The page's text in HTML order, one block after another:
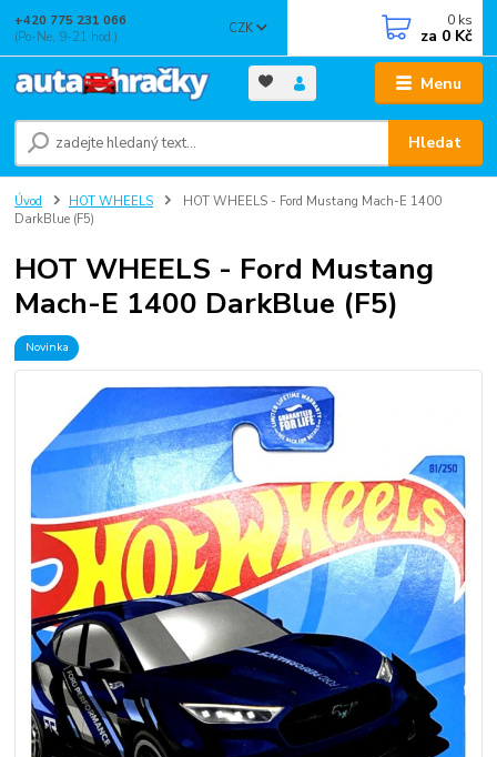
Menu
CZK
Hledat
+420 775 231 066
(Po-Ne, 9-21 hod.)
0 ks
za 0 Kč
Úvod HOT WHEELS
HOT WHEELS - Ford Mustang Mach-E 1400
DarkBlue (F5)
HOT WHEELS - Ford Mustang
Mach-E 1400 DarkBlue (F5)
Novinka